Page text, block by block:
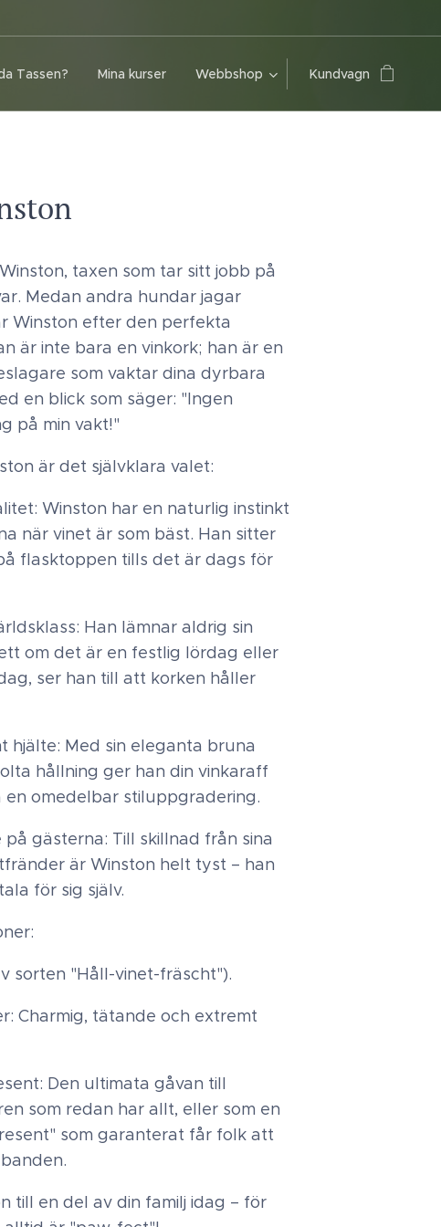
Tassen? Mina kurser Webbshop Kundvagn
taxen som tar sitt jobb på
Medan andra hundar jagar
Winston efter den perfekta
är inte bara en vinkork; han är en
som vaktar dina dyrbara
en blick som säger: "Ingen
på min vakt!"
är det självklara valet:
Winston har en naturlig instinkt
när vinet är som bäst. Han sitter
flasktoppen tills det är dags för
Han lämnar aldrig sin
om det är en festlig lördag eller
ser han till att korken håller
hjälte: Med sin eleganta bruna
hållning ger han din vinkaraff
en omedelbar stiluppgradering.
på gästerna: Till skillnad från sina
är Winston helt tyst – han
för sig själv.
sorten "Håll-vinet-fräscht").
Charmig, tätande och extremt
Den ultimata gåvan till
som redan har allt, eller som en
som garanterat får folk att
till en del av din familj idag – för